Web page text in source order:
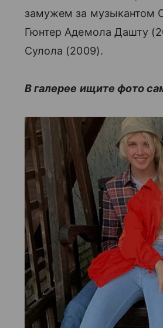
замужем за музыкантом
Гюнтер Адемола Дашту
Сулола (2009).
В галерее ищите фото